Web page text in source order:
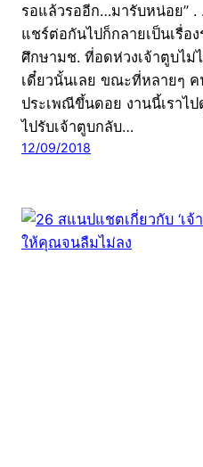
รอแล้วรออีก…มารับหน่อย”
แชร์ต่อกันไปก็กลายเป็นเรื่อ
ศึกษามช. ที่อดห่วงเจ้าตูบไม่
เดี๋ยวนั้นเลย ขณะที่หลายๆ
ประเพณีขึ้นดอย งานนี้เราไ
ไปรับเจ้าตูบกลับ…
12/09/2018